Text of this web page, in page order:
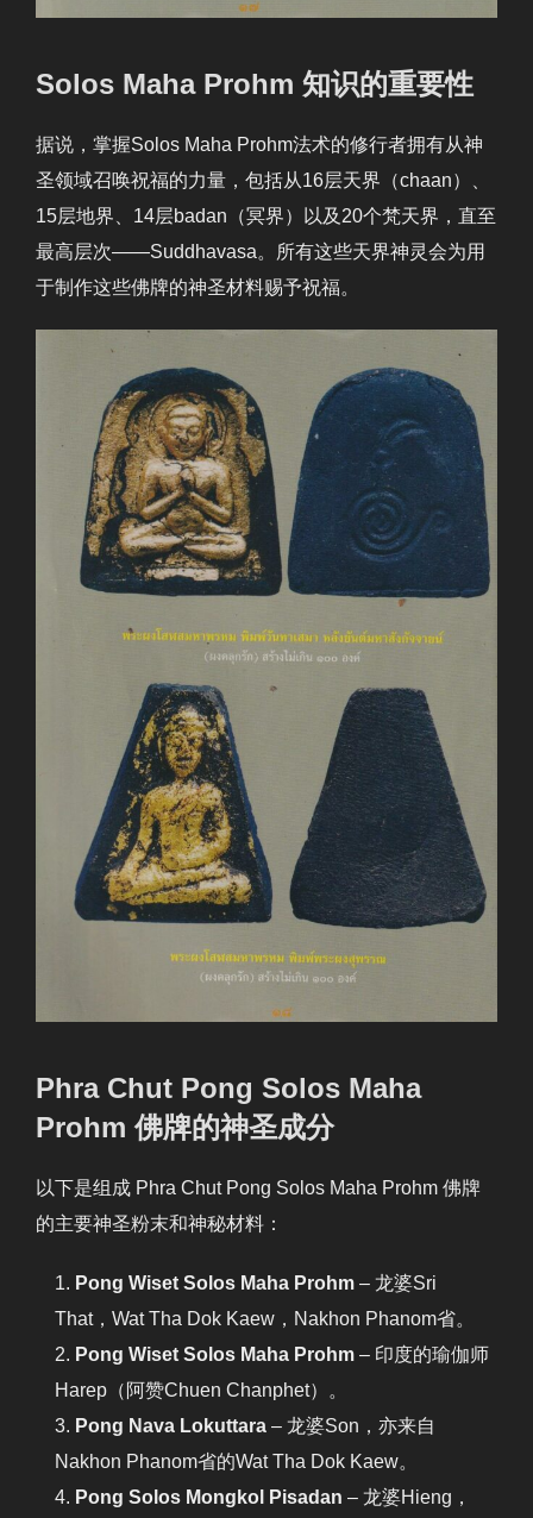
Solos Maha Prohm 知识的重要性
据说，掌握Solos Maha Prohm法术的修行者拥有从神
圣领域召唤祝福的力量，包括从16层天界（chaan）、
15层地界、14层badan（冥界）以及20个梵天界，直至
最高层次——Suddhavasa。所有这些天界神灵会为用
于制作这些佛牌的神圣材料赐予祝福。
Phra Chut Pong Solos Maha
Prohm 佛牌的神圣成分
以下是组成 Phra Chut Pong Solos Maha Prohm 佛牌
的主要神圣粉末和神秘材料：
Pong Wiset Solos Maha Prohm – 龙婆Sri
That，Wat Tha Dok Kaew，Nakhon Phanom省。
Pong Wiset Solos Maha Prohm – 印度的瑜伽师
Harep（阿赞Chuen Chanphet）。
Pong Nava Lokuttara – 龙婆Son，亦来自
Nakhon Phanom省的Wat Tha Dok Kaew。
Pong Solos Mongkol Pisadan – 龙婆Hieng，